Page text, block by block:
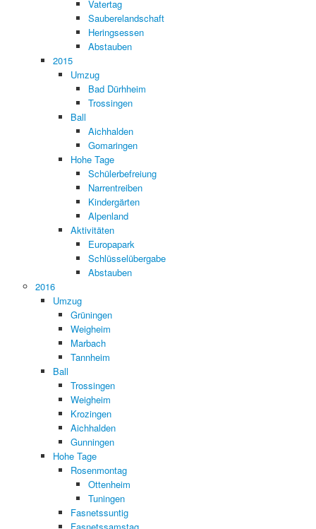
Vatertag
Sauberelandschaft
Heringsessen
Abstauben
2015
Umzug
Bad Dürhheim
Trossingen
Ball
Aichhalden
Gomaringen
Hohe Tage
Schülerbefreiung
Narrentreiben
Kindergärten
Alpenland
Aktivitäten
Europapark
Schlüsselübergabe
Abstauben
2016
Umzug
Grüningen
Weigheim
Marbach
Tannheim
Ball
Trossingen
Weigheim
Krozingen
Aichhalden
Gunningen
Hohe Tage
Rosenmontag
Ottenheim
Tuningen
Fasnetssuntig